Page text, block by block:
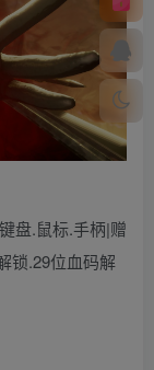
盘.鼠标.手柄|赠
锁.29位血码解